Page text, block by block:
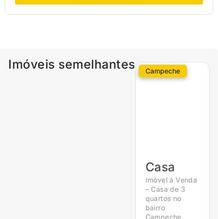
Imóveis semelhantes Campeche
Casa
Imóvel á Venda
– Casa de 3
quartos no
bairro
Campeche,